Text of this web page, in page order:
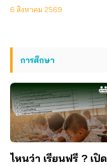
คุ้มครองข้อมูลส่วน
6 สิงหาคม 2569
การศึกษา
ไหนว่า เรียนฟรี ? เปิด